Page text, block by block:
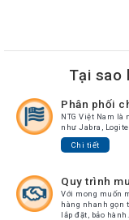
Tại sao
Phân phối
NTG Việt Nam
như Jabra,
Chi tiết
Quy trình
Với mong muốn
hàng nhanh gọn
lắp đặt, bảo hành.